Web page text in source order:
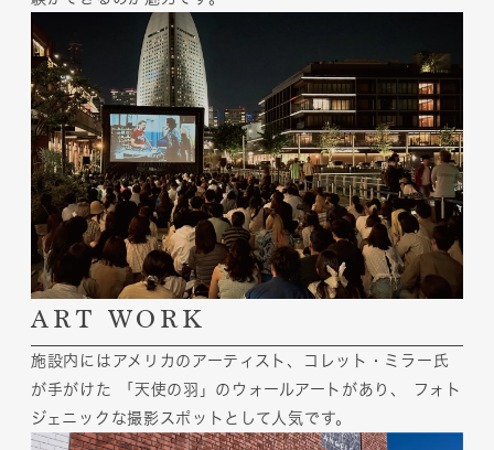
ART WORK
施設内にはアメリカのアーティスト、コレット・ミラー氏
が手がけた
「天使の羽」のウォールアートがあり、
フォト
ジェニックな撮影スポットとして人気です。